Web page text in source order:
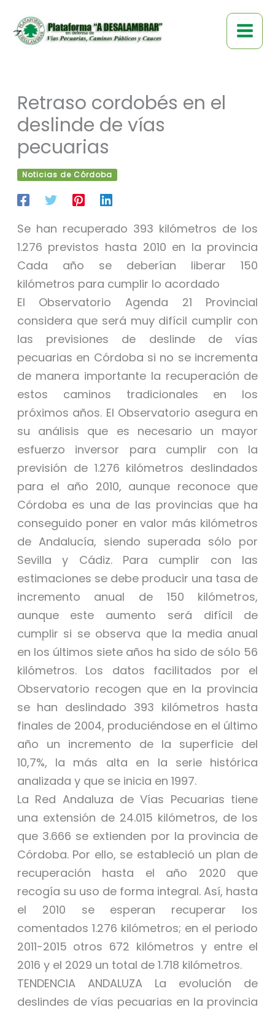
contenido
Retraso cordobés en el
deslinde de vías
pecuarias
Noticias de Córdoba
Se han recuperado 393 kilómetros de los
1.276 previstos hasta 2010 en la provincia
Cada año se deberían liberar 150
kilómetros para cumplir lo acordado
El Observatorio Agenda 21 Provincial
considera que será muy difícil cumplir con
las previsiones de deslinde de vías
pecuarias en Córdoba si no se incrementa
de manera importante la recuperación de
estos caminos tradicionales en los
próximos años. El Observatorio asegura en
su análisis que es necesario un mayor
esfuerzo inversor para cumplir con la
previsión de 1.276 kilómetros deslindados
para el año 2010, aunque reconoce que
Córdoba es una de las provincias que ha
conseguido poner en valor más kilómetros
de Andalucía, siendo superada sólo por
Sevilla y Cádiz. Para cumplir con las
estimaciones se debe producir una tasa de
incremento anual de 150 kilómetros,
aunque este aumento será difícil de
cumplir si se observa que la media anual
en los últimos siete años ha sido de sólo 56
kilómetros. Los datos facilitados por el
Observatorio recogen que en la provincia
se han deslindado 393 kilómetros hasta
finales de 2004, produciéndose en el último
año un incremento de la superficie del
10,7%, la más alta en la serie histórica
analizada y que se inicia en 1997.
La Red Andaluza de Vías Pecuarias tiene
una extensión de 24.015 kilómetros, de los
que 3.666 se extienden por la provincia de
Córdoba. Por ello, se estableció un plan de
recuperación hasta el año 2020 que
recogía su uso de forma integral. Así, hasta
el 2010 se esperan recuperar los
comentados 1.276 kilómetros; en el periodo
2011-2015 otros 672 kilómetros y entre el
2016 y el 2029 un total de 1.718 kilómetros.
TENDENCIA ANDALUZA La evolución de
deslindes de vías pecuarias en la provincia